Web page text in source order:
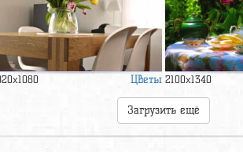
Цветы 2100x1340
Загрузить ещё